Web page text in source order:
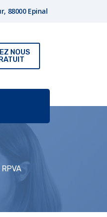
88000 Epinal
NOUS